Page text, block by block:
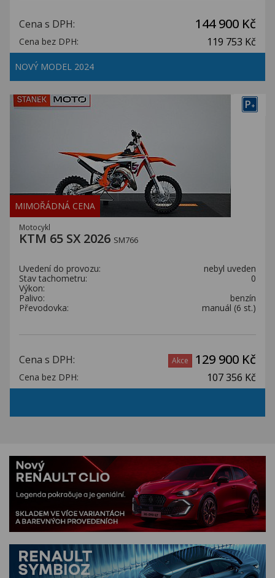
Cena s DPH: 144 900 Kč
Cena bez DPH: 119 753 Kč
NOVÝ MODEL 2024
P+
MIMOŘÁDNÁ CENA
Motocykl
KTM 65 SX 2026 SM766
Uvedení do provozu:
nebyl uveden
Stav tachometru:
0
Výkon:
Palivo:
benzín
Převodovka:
manuál (6 st.)
Cena s DPH: Akce 129 900 Kč
Cena bez DPH: 107 356 Kč